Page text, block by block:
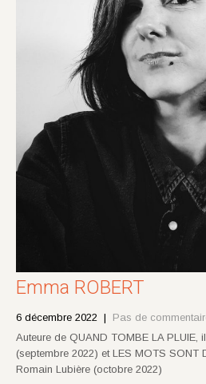
Emma ROBERT
6 décembre 2022 | Pas de
Auteure de QUAND TOMBE LA PLUIE,
(septembre 2022) et LES MOTS SONT
Romain Lubière (octobre 2022)